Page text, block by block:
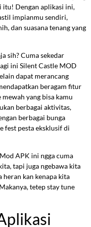
itu! Dengan aplikasi ini,
impianmu sendiri,
dan suasana tenang yang
sih? Cuma sekedar
ini Silent Castle MOD
dapat merancang
beragam fitur
yang bisa kamu
berbagai aktivitas,
berbagai bunga
fest pesta eksklusif di
APK ini ngga cuma
tapi juga ngebawa kita
heran kan kenapa kita
tetep stay tune